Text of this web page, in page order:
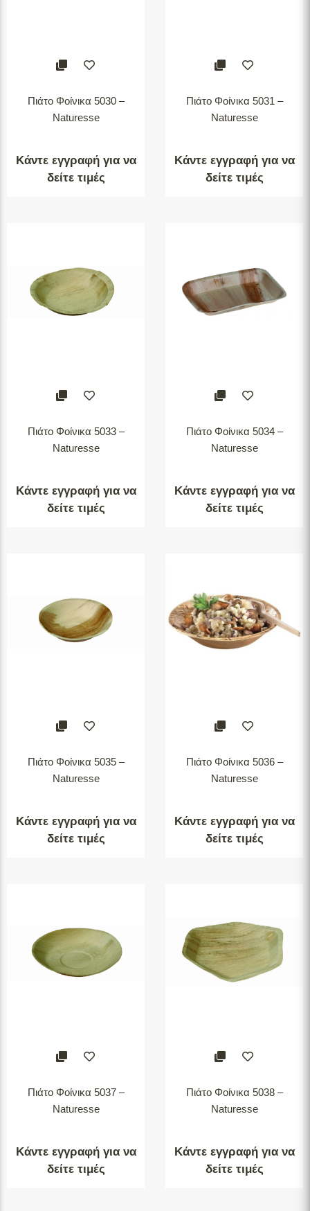
Πιάτο Φοίνικα 5030 –
Naturesse
Κάντε εγγραφή για να
δείτε τιμές
Πιάτο Φοίνικα 5031 –
Naturesse
Κάντε εγγραφή για να
δείτε τιμές
Πιάτο Φοίνικα 5033 –
Naturesse
Κάντε εγγραφή για να
δείτε τιμές
Πιάτο Φοίνικα 5034 –
Naturesse
Κάντε εγγραφή για να
δείτε τιμές
Πιάτο Φοίνικα 5035 –
Naturesse
Κάντε εγγραφή για να
δείτε τιμές
Πιάτο Φοίνικα 5036 –
Naturesse
Κάντε εγγραφή για να
δείτε τιμές
Πιάτο Φοίνικα 5037 –
Naturesse
Κάντε εγγραφή για να
δείτε τιμές
Πιάτο Φοίνικα 5038 –
Naturesse
Κάντε εγγραφή για να
δείτε τιμές